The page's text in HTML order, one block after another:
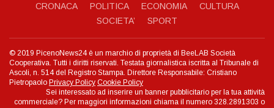
CRONACA POLITICA ECONOMIA
CULTURA
SOCIETA’
SPORT
© 2019 PicenoNews24 è un marchio di proprietà di BeeLAB Società
Cooperativa. Tutti i diritti riservati. Testata giornalistica iscritta al Tribunale di
Ascoli, n. 514 del Registro Stampa. Direttore Responsabile: Cristiano
Pietropaolo Privacy Policy Cookie Policy
Sei interessato ad inserire un banner pubblicitario per la tua attività
commerciale? Per maggiori informazioni chiama il numero 328.2891303 o